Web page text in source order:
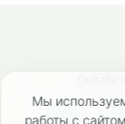
Мы
работы с